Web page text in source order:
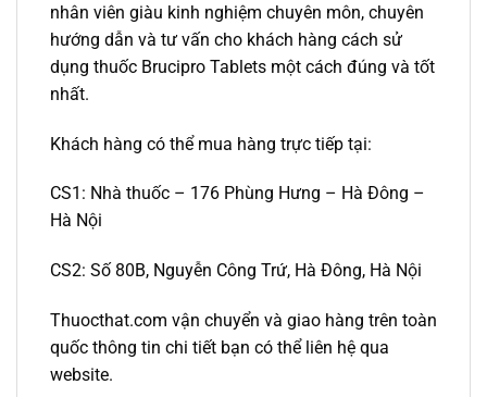
nhân viên giàu kinh nghiệm chuyên môn, chuyên
hướng dẫn và tư vấn cho khách hàng cách sử
dụng thuốc Brucipro Tablets một cách đúng và tốt
nhất.
Khách hàng có thể mua hàng trực tiếp tại:
CS1: Nhà thuốc – 176 Phùng Hưng – Hà Đông –
Hà Nội
CS2: Số 80B, Nguyễn Công Trứ, Hà Đông, Hà Nội
Thuocthat.com vận chuyển và giao hàng trên toàn
quốc thông tin chi tiết bạn có thể liên hệ qua
website.